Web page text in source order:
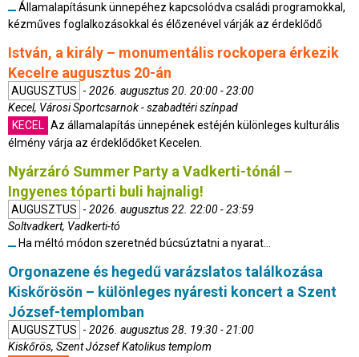
Államalapításunk ünnepéhez kapcsolódva családi programokkal,
kézműves foglalkozásokkal és élőzenével várják az érdeklődő
István, a király – monumentális rockopera érkezik
Kecelre augusztus 20-án
AUGUSZTUS - 2026. augusztus 20. 20:00 - 23:00
Kecel, Városi Sportcsarnok - szabadtéri színpad
KECEL Az államalapítás ünnepének estéjén különleges kulturális
élmény várja az érdeklődőket Kecelen.
Nyárzáró Summer Party a Vadkerti-tónál –
Ingyenes tóparti buli hajnalig!
AUGUSZTUS - 2026. augusztus 22. 22:00 - 23:59
Soltvadkert, Vadkerti-tó
Ha méltó módon szeretnéd búcsúztatni a nyarat...
Orgonazene és hegedű varázslatos találkozása
Kiskőrösön – különleges nyáresti koncert a Szent
József-templomban
AUGUSZTUS - 2026. augusztus 28. 19:30 - 21:00
Kiskőrös, Szent József Katolikus templom